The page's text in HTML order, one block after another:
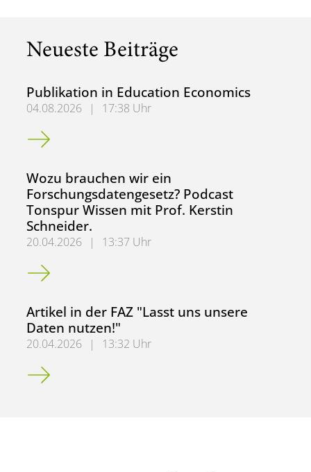
Neueste Beiträge
Publikation in Education Economics
04.08.2026 |
17:38 Uhr
Publikation in Education Economics
Wozu brauchen wir ein
Forschungsdatengesetz? Podcast
Tonspur Wissen mit Prof. Kerstin
Schneider.
20.04.2026 |
13:37 Uhr
Wozu brauchen wir ein Forschungsdatengesetz?
Artikel in der FAZ "Lasst uns unsere
Daten nutzen!"
20.04.2026 |
13:32 Uhr
Artikel in der FAZ "Lasst uns unsere Daten nutzen!"